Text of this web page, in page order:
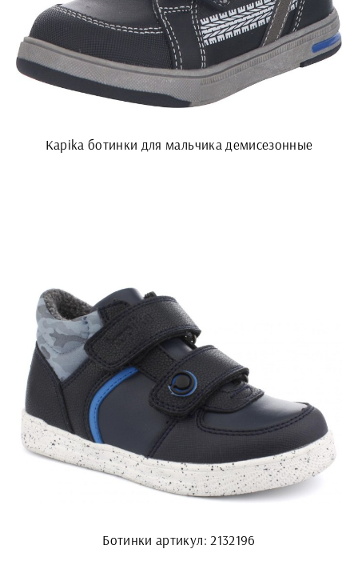
Kapika ботинки для мальчика демисезонные
Ботинки артикул: 2132196